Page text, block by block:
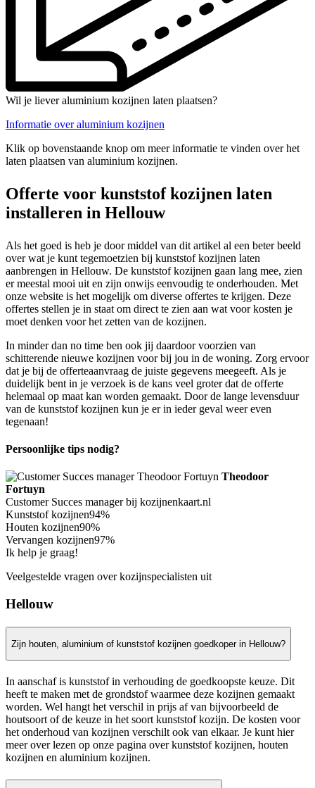
Wil je liever aluminium kozijnen laten plaatsen?
Informatie over aluminium kozijnen
Klik op bovenstaande knop om meer informatie te vinden over het
laten plaatsen van aluminium kozijnen.
Offerte voor kunststof kozijnen laten
installeren in Hellouw
Als het goed is heb je door middel van dit artikel al een beter beeld
over wat je kunt tegemoetzien bij kunststof kozijnen laten
aanbrengen in Hellouw. De kunststof kozijnen gaan lang mee, zien
er meestal mooi uit en zijn onwijs eenvoudig te onderhouden. Met
onze website is het mogelijk om diverse offertes te krijgen. Deze
offertes stellen je in staat om direct te zien aan wat voor kosten je
moet denken voor het zetten van de kozijnen.
In minder dan no time ben ook jij daardoor voorzien van
schitterende nieuwe kozijnen voor bij jou in de woning. Zorg ervoor
dat je bij de offerteaanvraag de juiste gegevens meegeeft. Als je
duidelijk bent in je verzoek is de kans veel groter dat de offerte
helemaal op maat kan worden gemaakt. Door de lange levensduur
van de kunststof kozijnen kun je er in ieder geval weer even
tegenaan!
Persoonlijke tips nodig?
Theodoor
Fortuyn
Customer Succes manager bij kozijnenkaart.nl
Kunststof kozijnen94%
Houten kozijnen90%
Vervangen kozijnen97%
Ik help je graag!
Veelgestelde vragen over kozijnspecialisten uit
Hellouw
Zijn houten, aluminium of kunststof kozijnen goedkoper in Hellouw?
In aanschaf is kunststof in verhouding de goedkoopste keuze. Dit
heeft te maken met de grondstof waarmee deze kozijnen gemaakt
worden. Wel hangt het verschil in prijs af van bijvoorbeeld de
houtsoort of de keuze in het soort kunststof kozijn. De kosten voor
het onderhoud van kozijnen verschilt ook van elkaar. Je kunt hier
meer over lezen op onze pagina over kunststof kozijnen, houten
kozijnen en aluminium kozijnen.